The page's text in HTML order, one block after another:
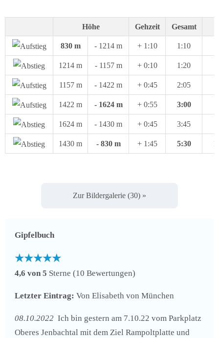
Höhe Gehzeit Gesamt
830 m - 1214 m + 1:10 1:10
1214 m - 1157 m + 0:10 1:20
1157 m - 1422 m + 0:45 2:05
1422 m - 1624 m + 0:55 3:00
1624 m - 1430 m + 0:45 3:45
1430 m - 830 m + 1:45 5:30
Zur Bildergalerie (30) »
Gipfelbuch
★★★★★
4,6 von 5 Sterne (10 Bewertungen)
Letzter Eintrag: Von Elisabeth von München
08.10.2022 Ich bin gestern am 7.10.22 vom Parkplatz
Oberes Jenbachtal mit dem Ziel Rampoltplatte und